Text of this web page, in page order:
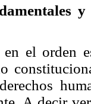
en el orden